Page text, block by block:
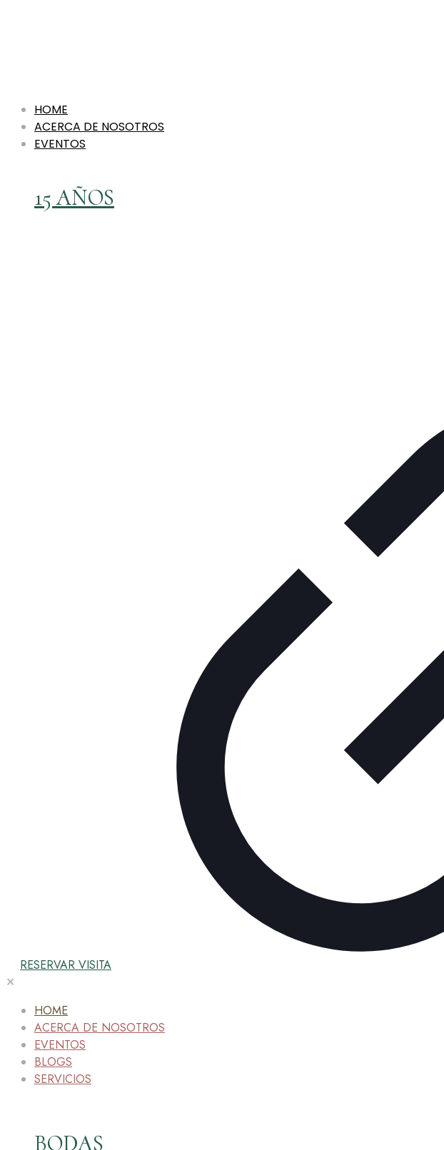
HOME
ACERCA DE NOSOTROS
EVENTOS
15 AÑOS
BODAS
RESERVAR VISITA
✕
HOME
ACERCA DE NOSOTROS
EVENTOS
BLOGS
SERVICIOS